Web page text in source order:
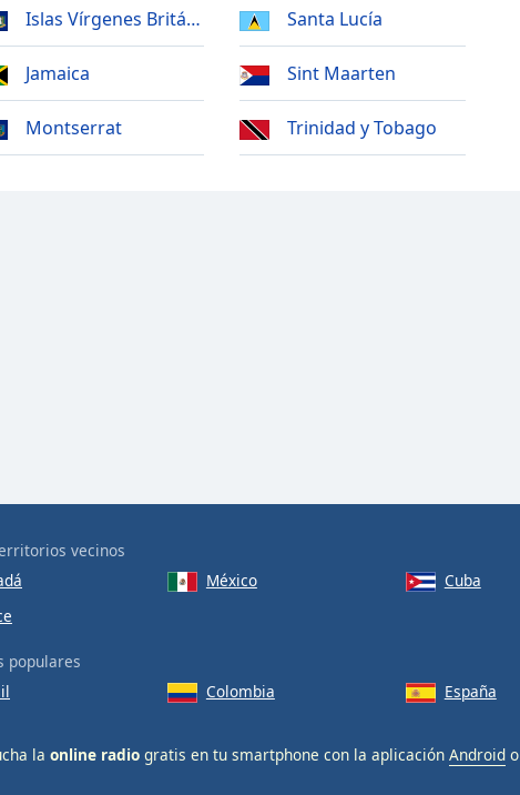
Islas Vírgenes Británicas
Jamaica
Montserrat
Santa Lucía
Sint Maarten
Trinidad y Tobago
vecinos
México Cuba
populares
Colombia España
la online radio gratis en tu smartphone con la aplicación Android o